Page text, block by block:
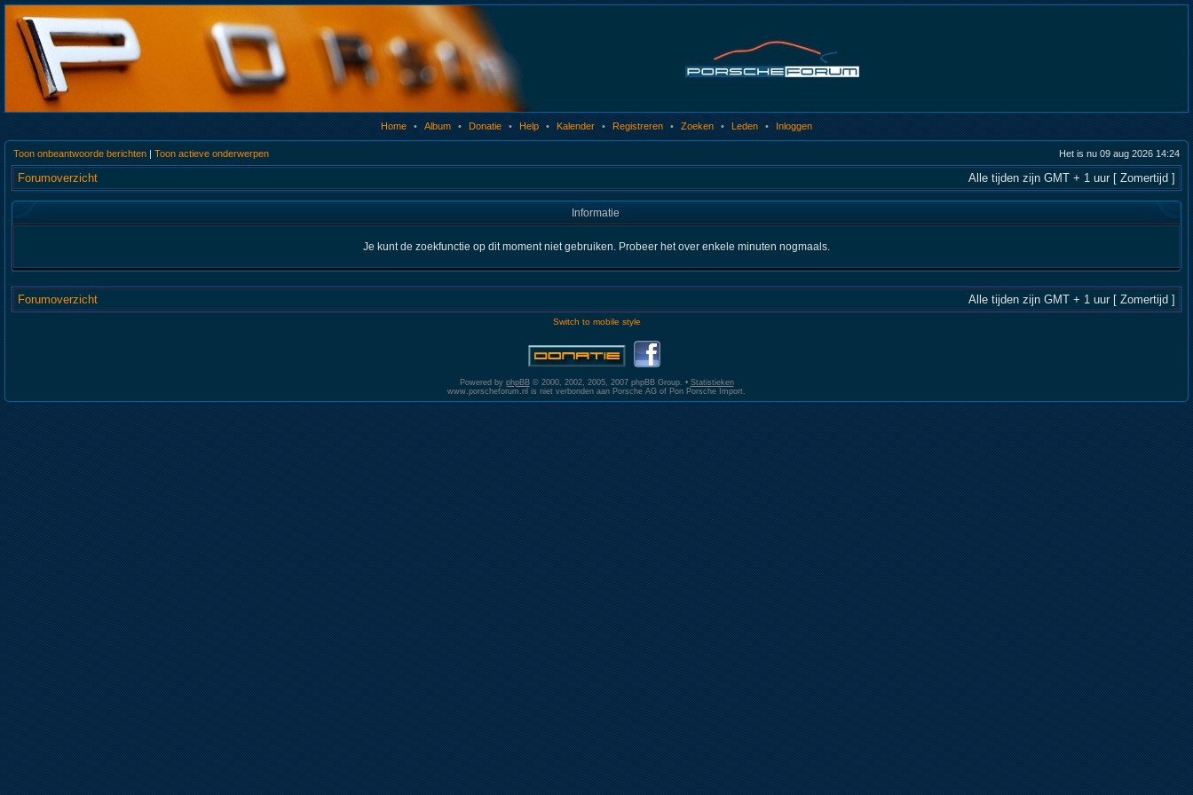
Home • Album • Donatie • Help • Kalender • Registreren • Zoeken • Leden • Inloggen
Toon onbeantwoorde berichten | Toon actieve onderwerpen Het is nu 09 aug 2026 14:24
Forumoverzicht Alle tijden zijn GMT + 1 uur [ Zomertijd ]
Informatie
Je kunt de zoekfunctie op dit moment niet gebruiken. Probeer het over enkele minuten nogmaals.
Forumoverzicht Alle tijden zijn GMT + 1 uur [ Zomertijd ]
Switch to mobile style
Powered by phpBB© 2000, 2002, 2005, 2007 phpBB Group. • Statistieken
www.porscheforum.nl is niet verbonden aan Porsche AG of Pon Porsche Import.